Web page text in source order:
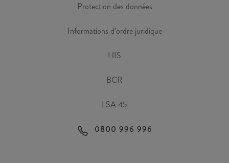
Protection des données
Informations d’ordre juridique
HIS
BCR
LSA 45
0800 996 996